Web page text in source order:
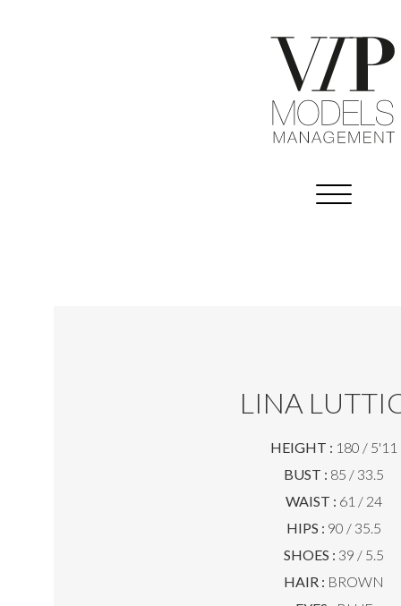
LINA
HEIGHT : 180 / 5'11
BUST : 85 / 33.5
WAIST : 61 / 24
HIPS : 90 / 35.5
SHOES : 39 / 5.5
HAIR : BROWN